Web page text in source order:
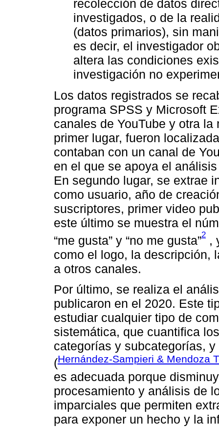
recolección de datos
investigados, o de la
(datos primarios), sin
es decir, el investigador
altera las condiciones
investigación no
Los datos registrados se
programa SPSS y Microsoft
canales de YouTube y otra
primer lugar, fueron
contaban con un canal de
en el que se apoya el
En segundo lugar, se extrae
como usuario, año de
suscriptores, primer video
este último se muestra el
“me gusta” y “no me gusta”2 ,
como el logo, la descripción,
a otros canales.
Por último, se realiza el
publicaron en el 2020. Este
estudiar cualquier tipo de
sistemática, que cuantifica
categorías y subcategorías,
(Hernández-Sampieri & Mendoza
es adecuada porque
procesamiento y análisis de
imparciales que permiten
para exponer un hecho y la